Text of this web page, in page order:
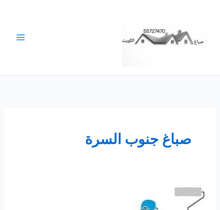
صباغ جنوب السرة